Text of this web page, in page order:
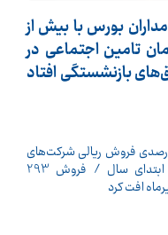
بورس با بیش از
تامین اجتماعی در
بازنشستگی افتاد
78 درصدی فروش ریالی شرکت‌های
بورسی از ابتدای سال / فروش 293
افت کرد